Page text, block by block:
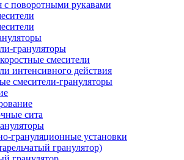
с поворотными рукавами
грануляторы
смесители
интенсивного действия
смесители-грануляторы
сита
грануляционные установки
гранулятор)